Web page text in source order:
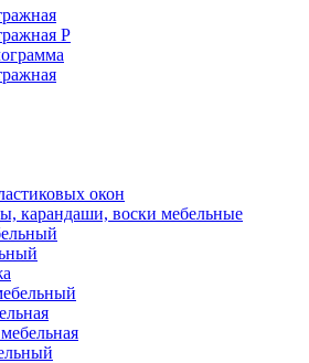
Р
окон
карандаши, воски мебельные